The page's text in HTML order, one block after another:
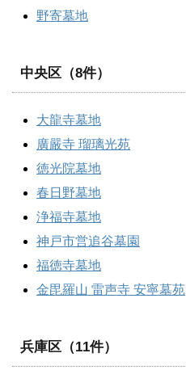
野寄墓地
中央区（8件）
大龍寺墓地
廣嚴寺 瑠璃光苑
徳光院墓地
春日野墓地
浄福寺墓地
神戸市営追谷墓園
福徳寺墓地
金毘羅山 雷声寺 安寧墓苑
兵庫区（11件）